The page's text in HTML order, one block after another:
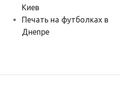
Киев
Печать на футболках в
Днепре